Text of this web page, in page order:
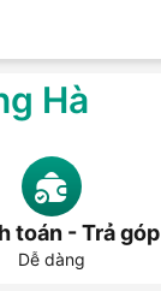
Hà
toán - Trả góp
Dễ dàng